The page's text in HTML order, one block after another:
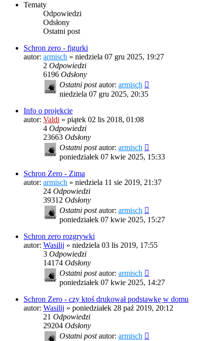
Tematy
Odpowiedzi
Odsłony
Ostatni post
Schron zero - figurki
autor: armisch » niedziela 07 gru 2025, 19:27
2 Odpowiedzi
6196 Odsłony
Ostatni postautor: armisch
niedziela 07 gru 2025, 20:35
Info o projekcie
autor: Valdi » piątek 02 lis 2018, 01:08
4 Odpowiedzi
23663 Odsłony
Ostatni postautor: armisch
poniedziałek 07 kwie 2025, 15:33
Schron Zero - Zima
autor: armisch » niedziela 11 sie 2019, 21:37
24 Odpowiedzi
39312 Odsłony
Ostatni postautor: armisch
poniedziałek 07 kwie 2025, 15:27
Schron zero rozgrywki
autor: Wasilij » niedziela 03 lis 2019, 17:55
3 Odpowiedzi
14174 Odsłony
Ostatni postautor: armisch
poniedziałek 07 kwie 2025, 14:27
Schron Zero - czy ktoś drukował podstawkę w domu
autor: Wasilij » poniedziałek 28 paź 2019, 20:12
21 Odpowiedzi
29204 Odsłony
Ostatni postautor: armisch